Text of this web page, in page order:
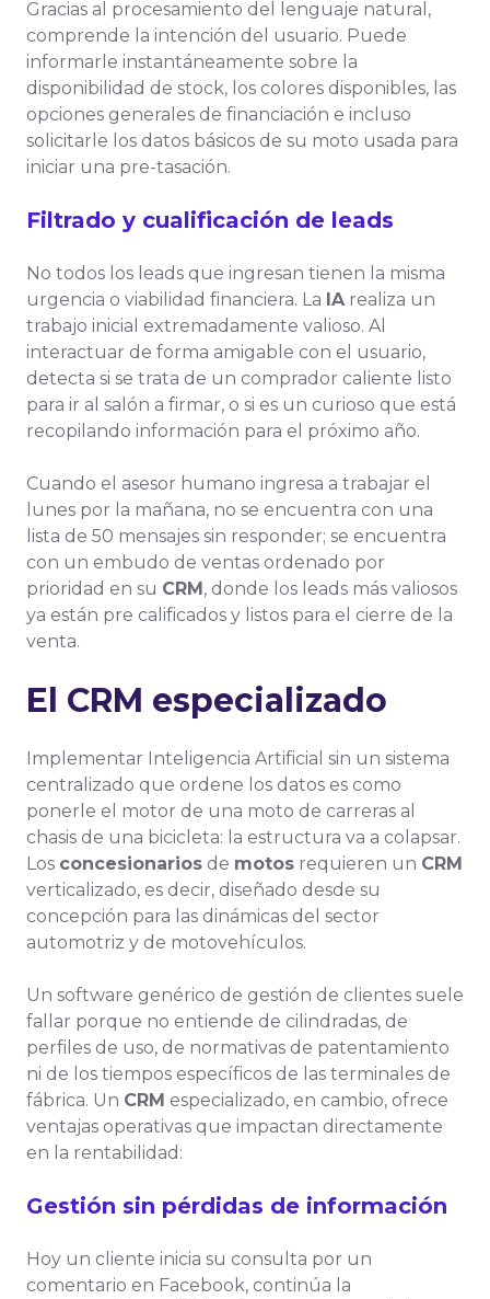
Gracias al procesamiento del lenguaje natural,
comprende la intención del usuario. Puede
informarle instantáneamente sobre la
disponibilidad de stock, los colores disponibles, las
opciones generales de financiación e incluso
solicitarle los datos básicos de su moto usada para
iniciar una pre-tasación.
Filtrado y cualificación de leads
No todos los leads que ingresan tienen la misma
urgencia o viabilidad financiera. La IArealiza un
trabajo inicial extremadamente valioso. Al
interactuar de forma amigable con el usuario,
detecta si se trata de un comprador caliente listo
para ir al salón a firmar, o si es un curioso que está
recopilando información para el próximo año.
Cuando el asesor humano ingresa a trabajar el
lunes por la mañana, no se encuentra con una
lista de 50 mensajes sin responder; se encuentra
con un embudo de ventas ordenado por
prioridad en su CRM , donde los leads más valiosos
ya están pre calificados y listos para el cierre de la
venta.
El CRM especializado
Implementar Inteligencia Artificial sin un sistema
centralizado que ordene los datos es como
ponerle el motor de una moto de carreras al
chasis de una bicicleta: la estructura va a colapsar.
Los concesionarios de motos requieren un CRM
verticalizado, es decir, diseñado desde su
concepción para las dinámicas del sector
automotriz y de motovehículos.
Un software genérico de gestión de clientes suele
fallar porque no entiende de cilindradas, de
perfiles de uso, de normativas de patentamiento
ni de los tiempos específicos de las terminales de
fábrica. Un CRM especializado, en cambio, ofrece
ventajas operativas que impactan directamente
en la rentabilidad:
Gestión sin pérdidas de información
Hoy un cliente inicia su consulta por un
comentario en Facebook, continúa la